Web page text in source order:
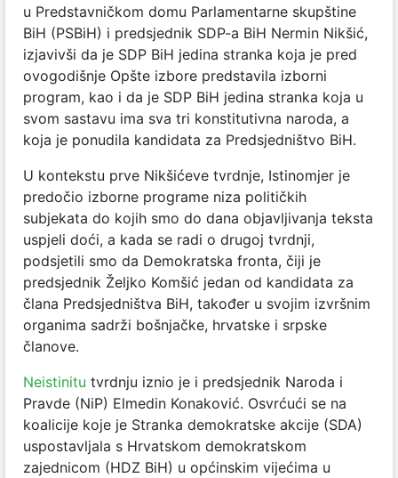
u Predstavničkom domu Parlamentarne skupštine
BiH (PSBiH) i predsjednik SDP-a BiH Nermin Nikšić,
izjavivši da je SDP BiH jedina stranka koja je pred
ovogodišnje Opšte izbore predstavila izborni
program, kao i da je SDP BiH jedina stranka koja u
svom sastavu ima sva tri konstitutivna naroda, a
koja je ponudila kandidata za Predsjedništvo BiH.
U kontekstu prve Nikšićeve tvrdnje, Istinomjer je
predočio izborne programe niza političkih
subjekata do kojih smo do dana objavljivanja teksta
uspjeli doći, a kada se radi o drugoj tvrdnji,
podsjetili smo da Demokratska fronta, čiji je
predsjednik Željko Komšić jedan od kandidata za
člana Predsjedništva BiH, također u svojim izvršnim
organima sadrži bošnjačke, hrvatske i srpske
članove.
Neistinitu tvrdnju iznio je i predsjednik Naroda i
Pravde (NiP) Elmedin Konaković. Osvrćući se na
koalicije koje je Stranka demokratske akcije (SDA)
uspostavljala s Hrvatskom demokratskom
zajednicom (HDZ BiH) u općinskim vijećima u